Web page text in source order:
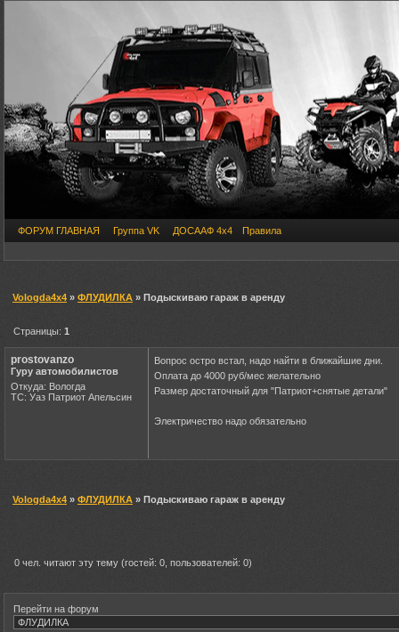
ФОРУМ ГЛАВНАЯ Группа VK ДОСААФ 4х4 Правила
Vologda4x4 » ФЛУДИЛКА » Подыскиваю гараж в аренду
Страницы:1
prostovanzo
Гуру автомобилистов
Откуда: Вологда
ТС: Уаз Патриот Апельсин
Вопрос остро встал, надо найти в ближайшие дни.
Оплата до 4000 руб/мес желательно
Размер достаточный для "Патриот+снятые детали"
Электричество надо обязательно
Vologda4x4 » ФЛУДИЛКА » Подыскиваю гараж в аренду
0 чел. читают эту тему (гостей: 0, пользователей: 0)
Перейти на форум